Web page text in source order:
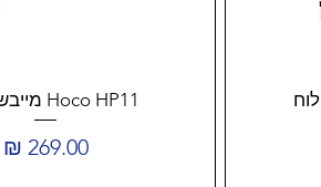
Hoco HP11 מייבש שיער
מחיר‏269.00 ‏₪